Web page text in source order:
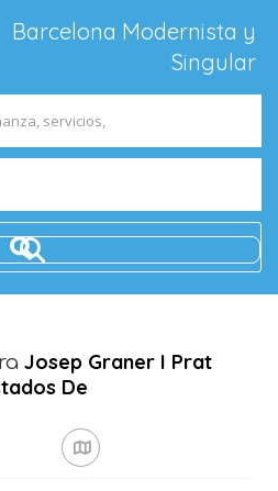
Barcelona Modernista y
Singular
Josep Graner I Prat
De